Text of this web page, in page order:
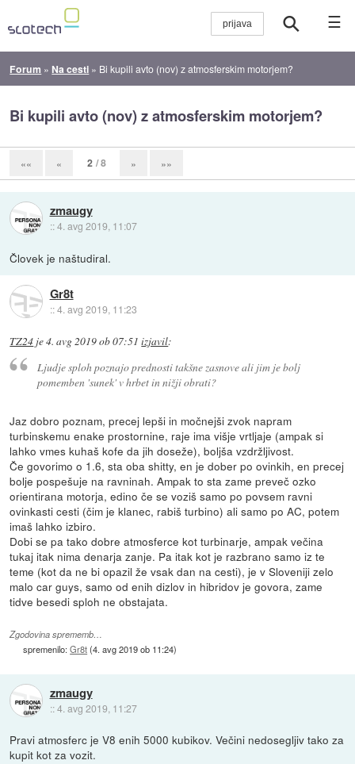
☰
Forum » Na cesti » Bi kupili avto (nov) z atmosferskim motorjem?
Bi kupili avto (nov) z atmosferskim motorjem?
«« « 2 / 8 » »»
zmaugy
::4. avg 2019, 11:07
Človek je naštudiral.
Gr8t
::4. avg 2019, 11:23
TZ24 je4. avg 2019 ob 07:51 izjavil:
Ljudje sploh poznajo prednosti takšne zasnove ali jim je bolj
pomemben 'sunek' v hrbet in nižji obrati?
Jaz dobro poznam, precej lepši in močnejši zvok napram
turbinskemu enake prostornine, raje ima višje vrtljaje (ampak si
lahko vmes kuhaš kofe da jih doseže), boljša vzdržljivost.
Če govorimo o 1.6, sta oba shitty, en je dober po ovinkih, en precej
bolje pospešuje na ravninah. Ampak to sta zame preveč ozko
orientirana motorja, edino če se voziš samo po povsem ravni
ovinkasti cesti (čim je klanec, rabiš turbino) ali samo po AC, potem
imaš lahko izbiro.
Dobi se pa tako dobre atmosferce kot turbinarje, ampak večina
tukaj itak nima denarja zanje. Pa itak kot je razbrano samo iz te
teme (kot da ne bi opazil že vsak dan na cesti), je v Sloveniji zelo
malo car guys, samo od enih dizlov in hibridov je govora, zame
tidve besedi sploh ne obstajata.
Zgodovina sprememb…
spremenilo:Gr8t(4. avg 2019 ob 11:24)
zmaugy
::4. avg 2019, 11:27
Pravi atmosferc je V8 enih 5000 kubikov. Večini nedosegljiv tako za
kupit kot za vozit.